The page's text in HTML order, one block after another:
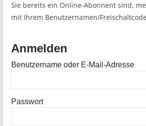
Sie bereits ein Online-Abonnent sind,
mit Ihrem Benutzernamen/
Anmelden
Benutzername oder E-Mail-Adresse
Passwort